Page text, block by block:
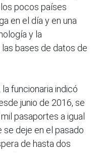
pocos países
en el día y en una
y la
bases de datos de
la funcionaria indicó
junio de 2016, se
pasaportes a igual
se deje en el pasado
de hasta dos